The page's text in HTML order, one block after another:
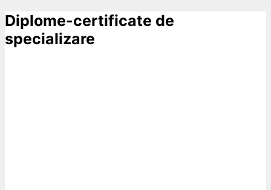
Diplome-certificate de
specializare